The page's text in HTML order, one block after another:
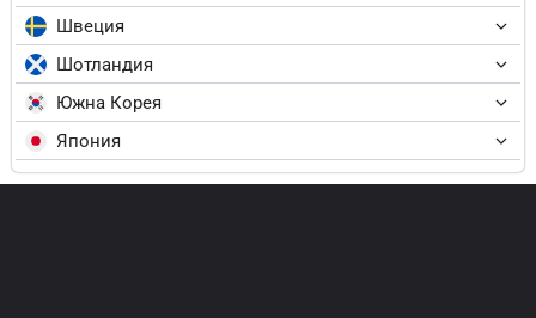
Швеция
Шотландия
Южна Корея
Япония